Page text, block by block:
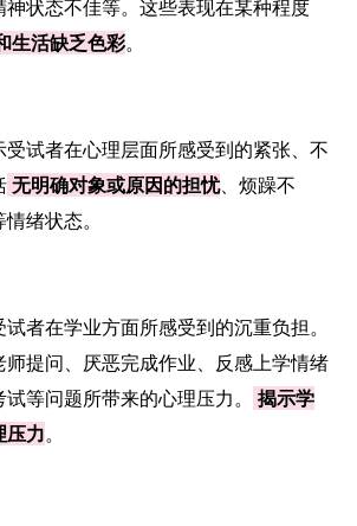
状态不佳等。这些表现在某种程度
生活缺乏色彩。
试者在心理层面所感受到的紧张、不
无明确对象或原因的担忧、烦躁不
绪状态。
者在学业方面所感受到的沉重负担。
提问、厌恶完成作业、反感上学情绪
等问题所带来的心理压力。
揭示学
压力。